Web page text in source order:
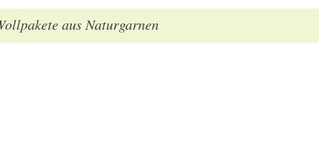
aus Naturgarnen